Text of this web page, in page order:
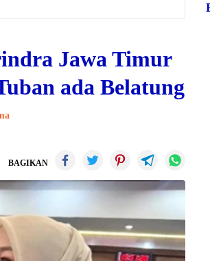
Jawa Timur
ada Belatung
BAGIKAN